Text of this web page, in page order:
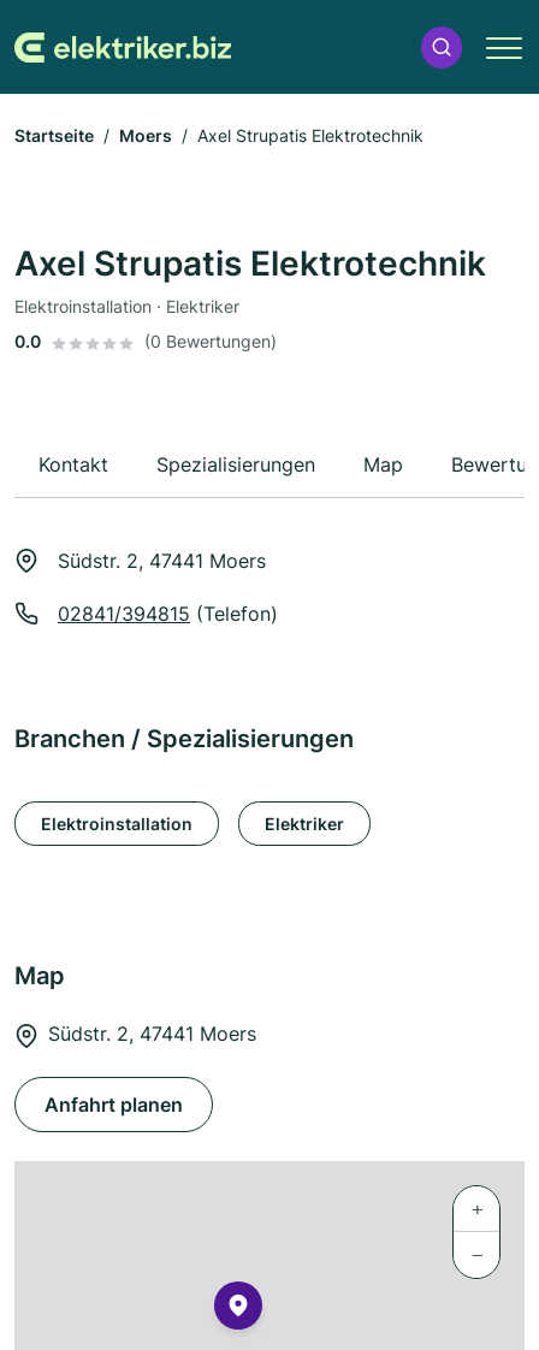
Startseite Moers Axel Strupatis Elektrotechnik
Axel Strupatis Elektrotechnik
Elektroinstallation · Elektriker
0.0
(0 Bewertungen)
Kontakt Spezialisierungen Map
Südstr. 2, 47441 Moers
02841/394815 (Telefon)
Branchen / Spezialisierungen
Elektroinstallation Elektriker
Map
Südstr. 2, 47441 Moers
Anfahrt planen
+
−